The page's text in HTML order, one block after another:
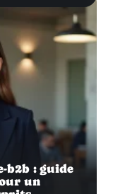
b2b : guide
un